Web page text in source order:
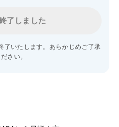
了しました
了いたします。あらかじめご了承
ださい。